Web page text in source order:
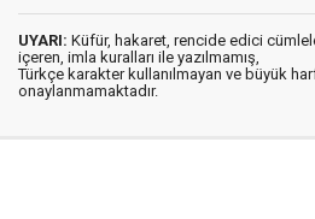
UYARI: Küfür, hakaret, rencide edici
içeren, imla kuralları ile yazılmamış,
Türkçe karakter kullanılmayan ve büyük
onaylanmamaktadır.